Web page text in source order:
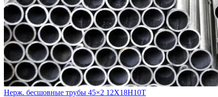
Нерж. бесшовные трубы 45×2 12Х18Н10Т